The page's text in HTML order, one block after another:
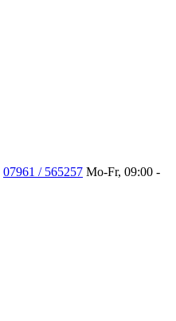
07961 / 565257 Mo-Fr, 09:00 -